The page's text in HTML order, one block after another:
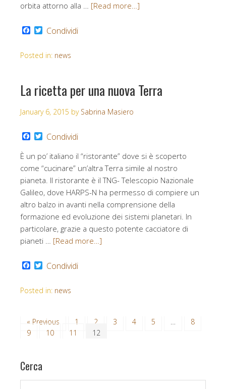
orbita attorno alla … [Read more…]
Facebook
Twitter
Condividi
Posted in: news
La ricetta per una nuova Terra
January 6, 2015 by Sabrina Masiero
Facebook
Twitter
Condividi
È un po’ italiano il “ristorante” dove si è scoperto
come “cucinare” un’altra Terra simile al nostro
pianeta. Il ristorante è il TNG- Telescopio Nazionale
Galileo, dove HARPS-N ha permesso di compiere un
altro balzo in avanti nella comprensione della
formazione ed evoluzione dei sistemi planetari. In
particolare, grazie a questo potente cacciatore di
pianeti … [Read more…]
Facebook
Twitter
Condividi
Posted in: news
« Previous 1 2 3 4 5 …
8
9
10 11 12
Cerca